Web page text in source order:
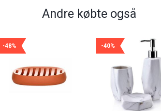
Andre købte også
-48% -40%